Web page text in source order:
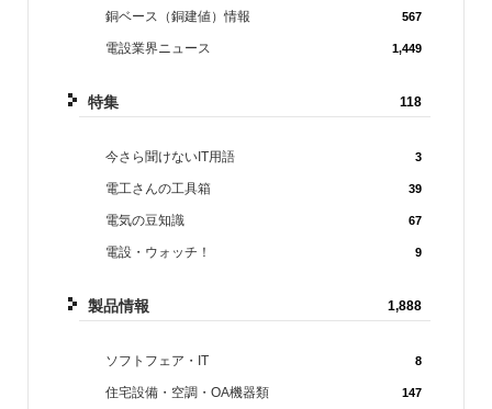
銅ベース（銅建値）情報 567
電設業界ニュース 1,449
特集 118
今さら聞けないIT用語 3
電工さんの工具箱 39
電気の豆知識 67
電設・ウォッチ！ 9
製品情報 1,888
ソフトフェア・IT 8
住宅設備・空調・OA機器類 147